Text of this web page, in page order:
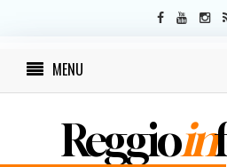
MENU
Reggioin